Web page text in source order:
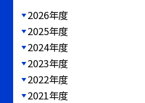
2026年度
2025年度
2024年度
2023年度
2022年度
2021年度